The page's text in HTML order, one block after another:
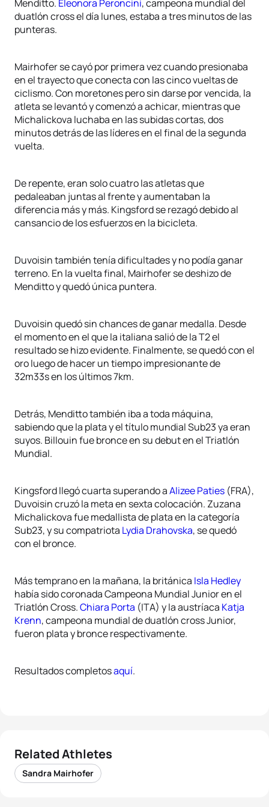
Menditto. Eleonora Peroncini, campeona mundial del
duatlón cross el día lunes, estaba a tres minutos de las
punteras.
Mairhofer se cayó por primera vez cuando presionaba
en el trayecto que conecta con las cinco vueltas de
ciclismo. Con moretones pero sin darse por vencida, la
atleta se levantó y comenzó a achicar, mientras que
Michalickova luchaba en las subidas cortas, dos
minutos detrás de las líderes en el final de la segunda
vuelta.
De repente, eran solo cuatro las atletas que
pedaleaban juntas al frente y aumentaban la
diferencia más y más. Kingsford se rezagó debido al
cansancio de los esfuerzos en la bicicleta.
Duvoisin también tenía dificultades y no podía ganar
terreno. En la vuelta final, Mairhofer se deshizo de
Menditto y quedó única puntera.
Duvoisin quedó sin chances de ganar medalla. Desde
el momento en el que la italiana salió de la T2 el
resultado se hizo evidente. Finalmente, se quedó con el
oro luego de hacer un tiempo impresionante de
32m33s en los últimos 7km.
Detrás, Menditto también iba a toda máquina,
sabiendo que la plata y el título mundial Sub23 ya eran
suyos. Billouin fue bronce en su debut en el Triatlón
Mundial.
Kingsford llegó cuarta superando aAlizee Paties (FRA),
Duvoisin cruzó la meta en sexta colocación. Zuzana
Michalickova fue medallista de plata en la categoría
Sub23, y su compatriota Lydia Drahovska, se quedó
con el bronce.
Más temprano en la mañana, la británica Isla Hedley
había sido coronada Campeona Mundial Junior en el
Triatlón Cross.Chiara Porta (ITA) y la austríaca Katja
Krenn, campeona mundial de duatlón cross Junior,
fueron plata y bronce respectivamente.
Resultados completosaquí.
Related Athletes
Sandra Mairhofer